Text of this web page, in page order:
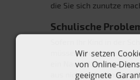
die Sie sich zunutze
Schulische
müssen, vielleicht
ein Nachhilfeunterricht
aus nichtselbständiger